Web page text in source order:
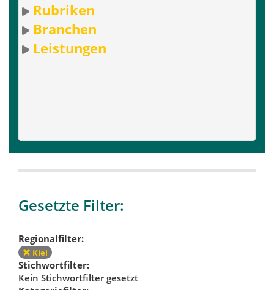
Rubriken
Branchen
Leistungen
Gesetzte Filter:
Regionalfilter:
Kiel
Stichwortfilter:
Kein Stichwortfilter gesetzt